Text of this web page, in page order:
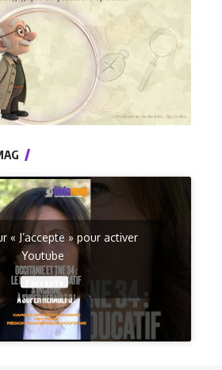
« J’accepte » pour activer
Youtube